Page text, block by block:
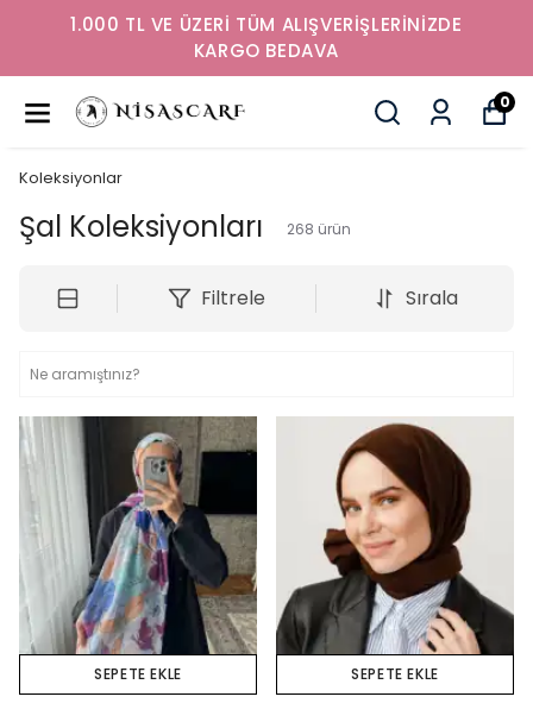
1.000 TL VE ÜZERİ TÜM ALIŞVERİŞLERİNİZDE
KARGO BEDAVA
0
Koleksiyonlar
Şal Koleksiyonları 268 ürün
Filtrele Sırala
SEPETE EKLE SEPETE EKLE